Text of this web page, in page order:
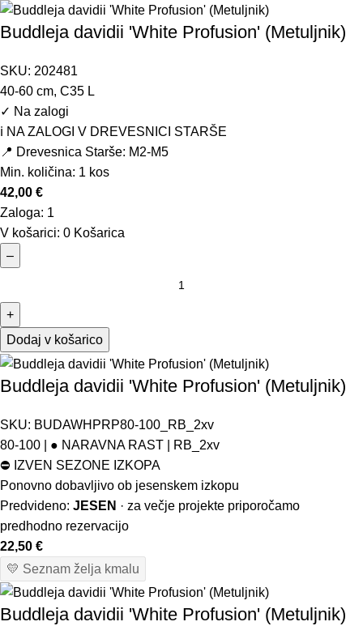
Buddleja davidii 'White Profusion' (Metuljnik)
SKU: 202481
40-60 cm, C35 L
✓ Na zalogi
ℹ️ NA ZALOGI V DREVESNICI STARŠE
📍 Drevesnica Starše: M2-M5
Min. količina: 1 kos
42,00 €
Zaloga: 1
V košarici: 0 Košarica
–
+
Dodaj v košarico
Buddleja davidii 'White Profusion' (Metuljnik)
SKU: BUDAWHPRP80-100_RB_2xv
80-100 | ● NARAVNA RAST | RB_2xv
⛔ IZVEN SEZONE IZKOPA
Ponovno dobavljivo ob jesenskem izkopu
Predvideno: JESEN · za večje projekte priporočamo
predhodno rezervacijo
22,50 €
💛 Seznam želja kmalu
Buddleja davidii 'White Profusion' (Metuljnik)